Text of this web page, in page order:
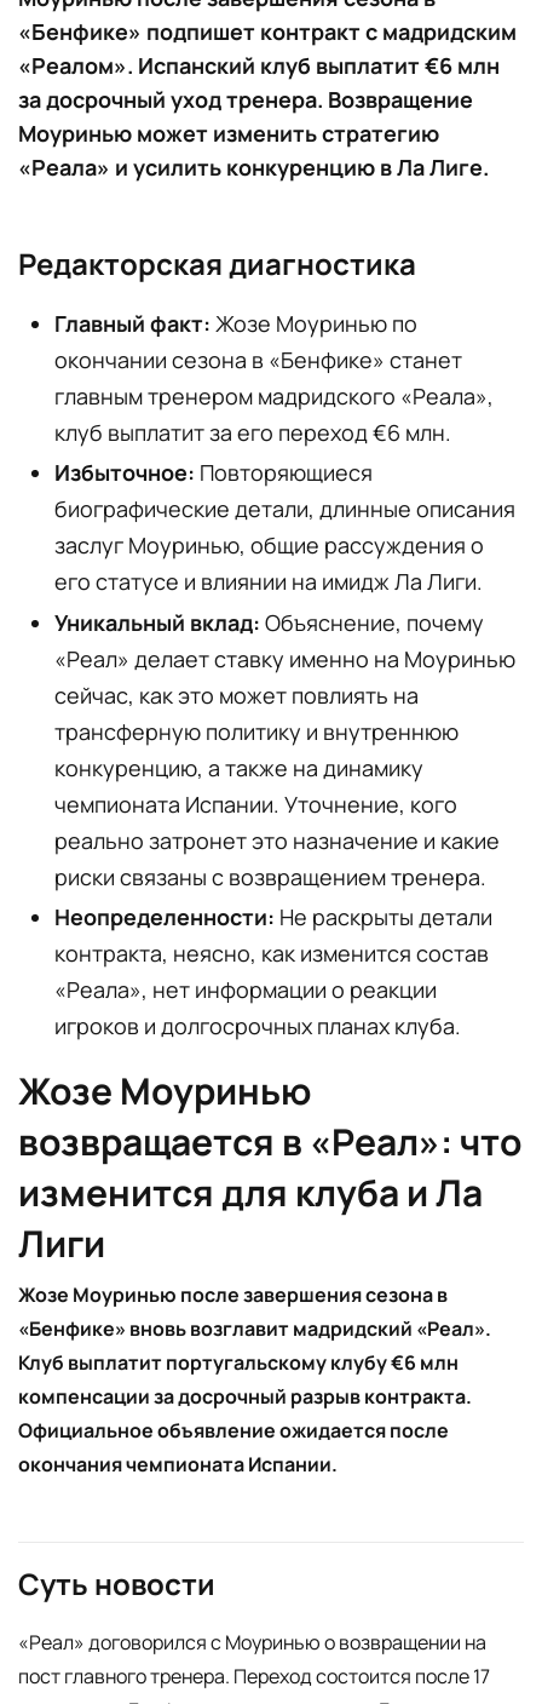
«Бенфике» подпишет контракт с мадридским
«Реалом». Испанский клуб выплатит €6 млн
за досрочный уход тренера. Возвращение
Моуринью может изменить стратегию
«Реала» и усилить конкуренцию в Ла Лиге.
Редакторская диагностика
Главный факт: Жозе Моуринью по
окончании сезона в «Бенфике» станет
главным тренером мадридского «Реала»,
клуб выплатит за его переход €6 млн.
Избыточное: Повторяющиеся
биографические детали, длинные описания
заслуг Моуринью, общие рассуждения о
его статусе и влиянии на имидж Ла Лиги.
Уникальный вклад: Объяснение, почему
«Реал» делает ставку именно на Моуринью
сейчас, как это может повлиять на
трансферную политику и внутреннюю
конкуренцию, а также на динамику
чемпионата Испании. Уточнение, кого
реально затронет это назначение и какие
риски связаны с возвращением тренера.
Неопределенности: Не раскрыты детали
контракта, неясно, как изменится состав
«Реала», нет информации о реакции
игроков и долгосрочных планах клуба.
Жозе Моуринью
возвращается в «Реал»: что
изменится для клуба и Ла
Лиги
Жозе Моуринью после завершения сезона в
«Бенфике» вновь возглавит мадридский «Реал».
Клуб выплатит португальскому клубу €6 млн
компенсации за досрочный разрыв контракта.
Официальное объявление ожидается после
окончания чемпионата Испании.
Суть новости
«Реал» договорился с Моуринью о возвращении на
пост главного тренера. Переход состоится после 17